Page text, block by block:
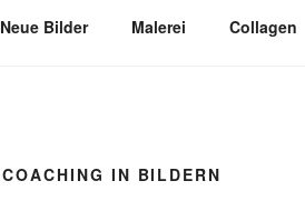
Neue Bilder Malerei Collagen
COACHING IN BILDERN